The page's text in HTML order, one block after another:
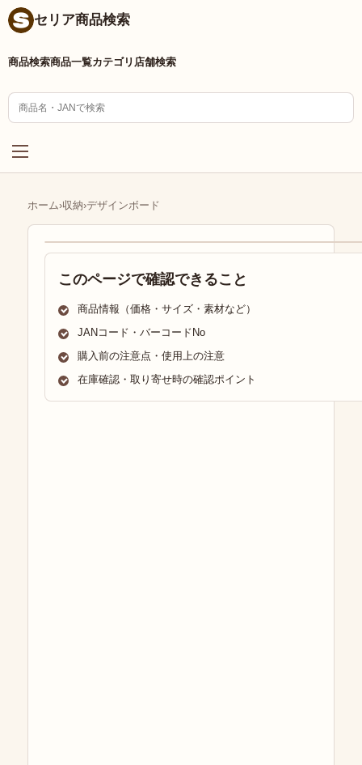
セリア商品検索
商品検索商品一覧カテゴリ 店舗検索
ホーム›収納›デザインボード
このページで確認できること
商品情報（価格・サイズ・素材など）
JANコード・バーコードNo
購入前の注意点・使用上の注意
在庫確認・取り寄せ時の確認ポイント